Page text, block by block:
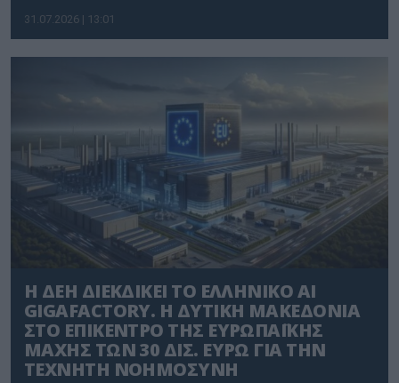
31.07.2026 | 13:01
Η ΔΕΗ ΔΙΕΚΔΙΚΕΙ ΤΟ ΕΛΛΗΝΙΚΟ AI
GIGAFACTORY. Η ΔΥΤΙΚΗ ΜΑΚΕΔΟΝΙΑ
ΣΤΟ ΕΠΙΚΕΝΤΡΟ ΤΗΣ ΕΥΡΩΠΑΪΚΗΣ
ΜΑΧΗΣ ΤΩΝ 30 ΔΙΣ. ΕΥΡΩ ΓΙΑ ΤΗΝ
ΤΕΧΝΗΤΗ ΝΟΗΜΟΣΥΝΗ